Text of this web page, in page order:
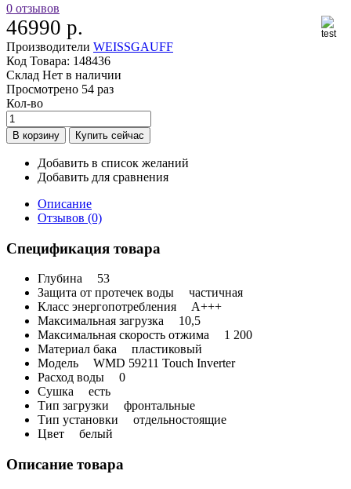
0 отзывов
46990 р.
Производители WEISSGAUFF
Код Товара: 148436
Склад Нет в наличии
Просмотрено 54 раз
Кол-во
Добавить в список желаний
Добавить для сравнения
Описание
Отзывов (0)
Спецификация товара
Глубина
53
Защита от протечек воды
частичная
Класс энергопотребления
A+++
Максимальная загрузка
10,5
Максимальная скорость отжима
1 200
Материал бака
пластиковый
Модель
WMD 59211 Touch Inverter
Расход воды
0
Сушка
есть
Тип загрузки
фронтальные
Тип установки
отдельностоящие
Цвет
белый
Описание товара